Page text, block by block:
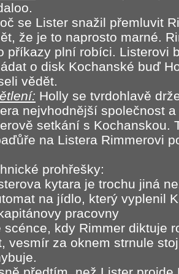
se Lister snažil přemluvit
že je to naprosto marné.
příkazy plní robíci. Listerovi
o disk Kochanské buď
vědět.
Holly se tvrdohlavě
nejvhodnější společnost
setkání s Kochanskou.
na Listera Rimmerovi
prohřešky:
kytara je trochu jiná
na jídlo, který vyplenil
pracovny
scénce, kdy Rimmer diktuje
vesmír za oknem strnule